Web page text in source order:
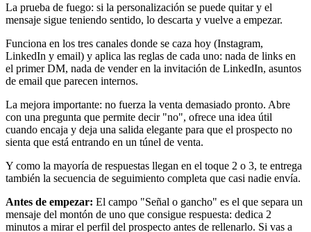
La prueba de fuego: si la personalización se puede quitar y el
mensaje sigue teniendo sentido, lo descarta y vuelve a empezar.
Funciona en los tres canales donde se caza hoy (Instagram,
LinkedIn y email) y aplica las reglas de cada uno: nada de links en
el primer DM, nada de vender en la invitación de LinkedIn, asuntos
de email que parecen internos.
La mejora importante: no fuerza la venta demasiado pronto. Abre
con una pregunta que permite decir "no", ofrece una idea útil
cuando encaja y deja una salida elegante para que el prospecto no
sienta que está entrando en un túnel de venta.
Y como la mayoría de respuestas llegan en el toque 2 o 3, te entrega
también la secuencia de seguimiento completa que casi nadie envía.
Antes de empezar: El campo "Señal o gancho" es el que separa un
mensaje del montón de uno que consigue respuesta: dedica 2
minutos a mirar el perfil del prospecto antes de rellenarlo. Si vas a